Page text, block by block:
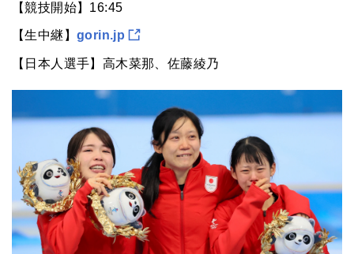
【競技開始】16:45
【生中継】 gorin.jp
【日本人選手】高木菜那、佐藤綾乃